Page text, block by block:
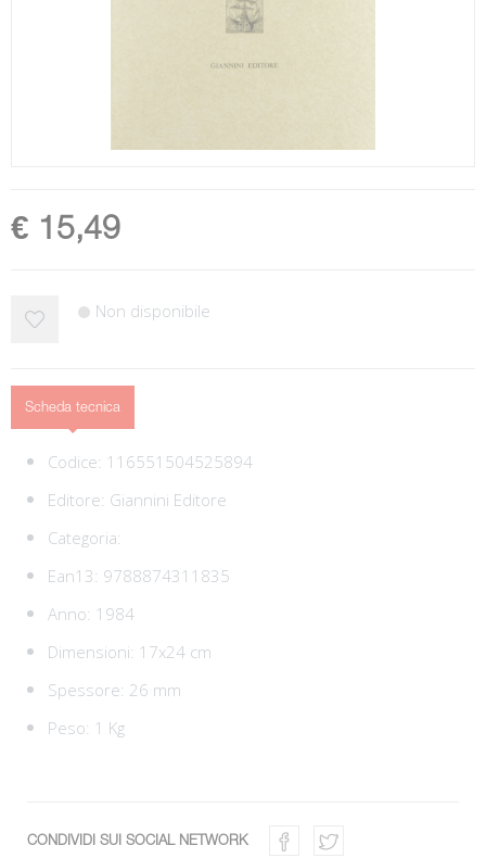
€ 15,49
Non disponibile
Scheda tecnica
Codice: 116551504525894
Editore: Giannini Editore
Categoria:
Ean13: 9788874311835
Anno: 1984
Dimensioni: 17x24 cm
Spessore: 26 mm
Peso: 1 Kg
CONDIVIDI SUI SOCIAL NETWORK